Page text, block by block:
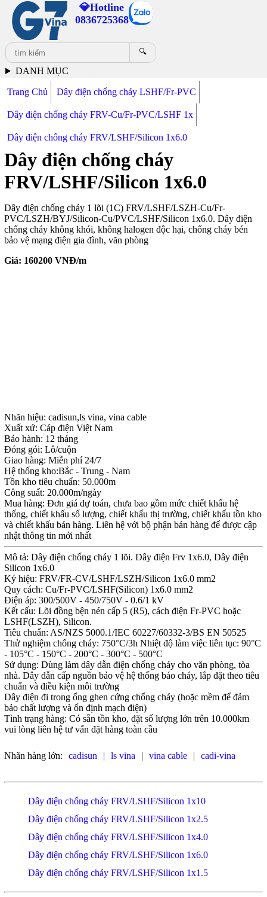
💎Hotline
0836725368
🔍
DANH MỤC
Trang Chủ Dây điện chống cháy LSHF/Fr-PVC
Dây điện chống cháy FRV-Cu/Fr-PVC/LSHF 1x
Dây điện chống cháy FRV/LSHF/Silicon 1x6.0
Dây điện chống cháy
FRV/LSHF/Silicon 1x6.0
Dây điện chống cháy 1 lõi (1C) FRV/LSHF/LSZH-Cu/Fr-
PVC/LSZH/BYJ/Silicon-Cu/PVC/LSHF/Silicon 1x6.0. Dây điện
chống cháy không khói, không halogen độc hại, chống cháy bén
bảo vệ mạng điện gia đình, văn phòng
Giá: 160200VNĐ/m
Nhãn hiệu: cadisun,ls vina, vina cable
Xuất xứ: Cáp điện Việt Nam
Bảo hành: 12 tháng
Đóng gói: Lô/cuộn
Giao hàng: Miễn phí 24/7
Hệ thống kho:Bắc - Trung - Nam
Tồn kho tiêu chuẩn: 50.000m
Công suất: 20.000m/ngày
Mua hàng: Đơn giá dự toán, chưa bao gồm mức chiết khấu hệ
thống, chiết khấu số lượng, chiết khấu thị trường, chiết khấu tồn kho
và chiết khấu bán hàng. Liên hệ với bộ phận bán hàng để được cập
nhật thông tin mới nhất
Mô tả: Dây điện chống cháy 1 lõi. Dây điện Frv 1x6.0, Dây điện
Silicon 1x6.0
Ký hiệu: FRV/FR-CV/LSHF/LSZH/Silicon 1x6.0 mm2
Quy cách: Cu/Fr-PVC/LSHF(Silicon) 1x6.0 mm2
Điện áp: 300/500V - 450/750V - 0.6/1 kV
Kết cấu: Lõi đồng bện nén cấp 5 (R5), cách điện Fr-PVC hoặc
LSHF(LSZH), Silicon.
Tiêu chuẩn: AS/NZS 5000.1/IEC 60227/60332-3/BS EN 50525
Thử nghiệm chống cháy: 750°C/3h Nhiệt độ làm việc liên tục: 90°C
- 105°C - 150°C - 200°C - 300°C - 500°C
Sử dụng: Dùng làm dây dẫn điện chống cháy cho văn phòng, tòa
nhà. Dây dẫn cấp nguồn bảo vệ hệ thống báo cháy, lắp đặt theo tiêu
chuẩn và điều kiện môi trường
Dây điện đi trong ống ghen cứng chống cháy (hoặc mềm để đảm
bảo chất lượng và ổn định mạch điện)
Tình trạng hàng: Có sẵn tồn kho, đặt số lượng lớn trên 10.000km
vui lòng liên hệ tư vấn đặt hàng toàn cầu
Nhãn hàng lớn: cadisun | ls vina | vina cable | cadi-vina
Dây điện chống cháy FRV/LSHF/Silicon 1x10
Dây điện chống cháy FRV/LSHF/Silicon 1x2.5
Dây điện chống cháy FRV/LSHF/Silicon 1x4.0
Dây điện chống cháy FRV/LSHF/Silicon 1x6.0
Dây điện chống cháy FRV/LSHF/Silicon 1x1.5